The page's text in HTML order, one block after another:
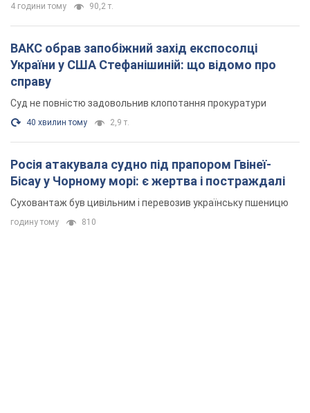
4 години тому 90,2 т.
ВАКС обрав запобіжний захід експосолці
України у США Стефанішиній: що відомо про
справу
Суд не повністю задовольнив клопотання прокуратури
40 хвилин тому 2,9 т.
Росія атакувала судно під прапором Гвінеї-
Бісау у Чорному морі: є жертва і постраждалі
Суховантаж був цивільним і перевозив українську пшеницю
годину тому 810